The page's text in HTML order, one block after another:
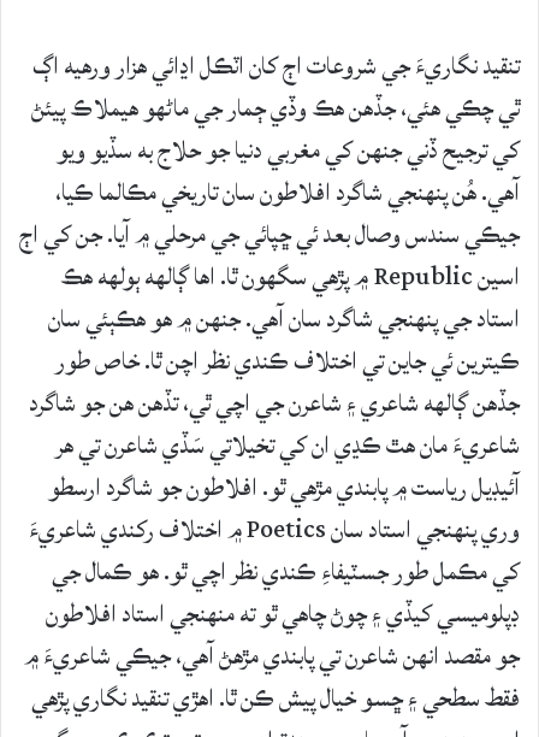
تنقيد نگاريءَ جي شروعات اڄ کان اٽڪل اڍائي هزار ورهيه اڳ
ٿي چڪي هئي، جڏهن هڪ وڏي ڄمار جي ماڻهو هيملاڪ پيئڻ
کي ترجيح ڏني جنهن کي مغربي دنيا جو حلاج به سڏيو ويو
آهي. هُن پنهنجي شاگرد افلاطون سان تاريخي مڪالما ڪيا،
جيڪي سندس وصال بعد ئي ڇپائي جي مرحلي ۾ آيا. جن کي اڄ
اسين Republic ۾ پڙهي سگهون ٿا. اها ڳالهه ٻولهه هڪ
استاد جي پنهنجي شاگرد سان آهي. جنهن ۾ هو هڪٻئي سان
ڪيترين ئي جاين تي اختلاف ڪندي نظر اچن ٿا. خاص طور
جڏهن ڳالھه شاعري ۽ شاعرن جي اچي ٿي، تڏهن هن جو شاگرد
شاعريءَ مان هٿ ڪڍي ان کي تخيلاتي سَڏي شاعرن تي هر
آئيڊيل رياست ۾ پابندي مڙهي ٿو. افلاطون جو شاگرد ارسطو
وري پنهنجي استاد سان Poetics ۾ اختلاف رکندي شاعريءَ
کي مڪمل طور جسٽيفاءِ ڪندي نظر اچي ٿو. هو ڪمال جي
ڊپلوميسي کيڏي ۽ چوڻ چاهي ٿو ته منهنجي استاد افلاطون
جو مقصد انهن شاعرن تي پابندي مڙهڻ آهي، جيڪي شاعريءَ ۾
فقط سطحي ۽ ڇسو خيال پيش ڪن ٿا. اهڙي تنقيد نگاري پڙهي